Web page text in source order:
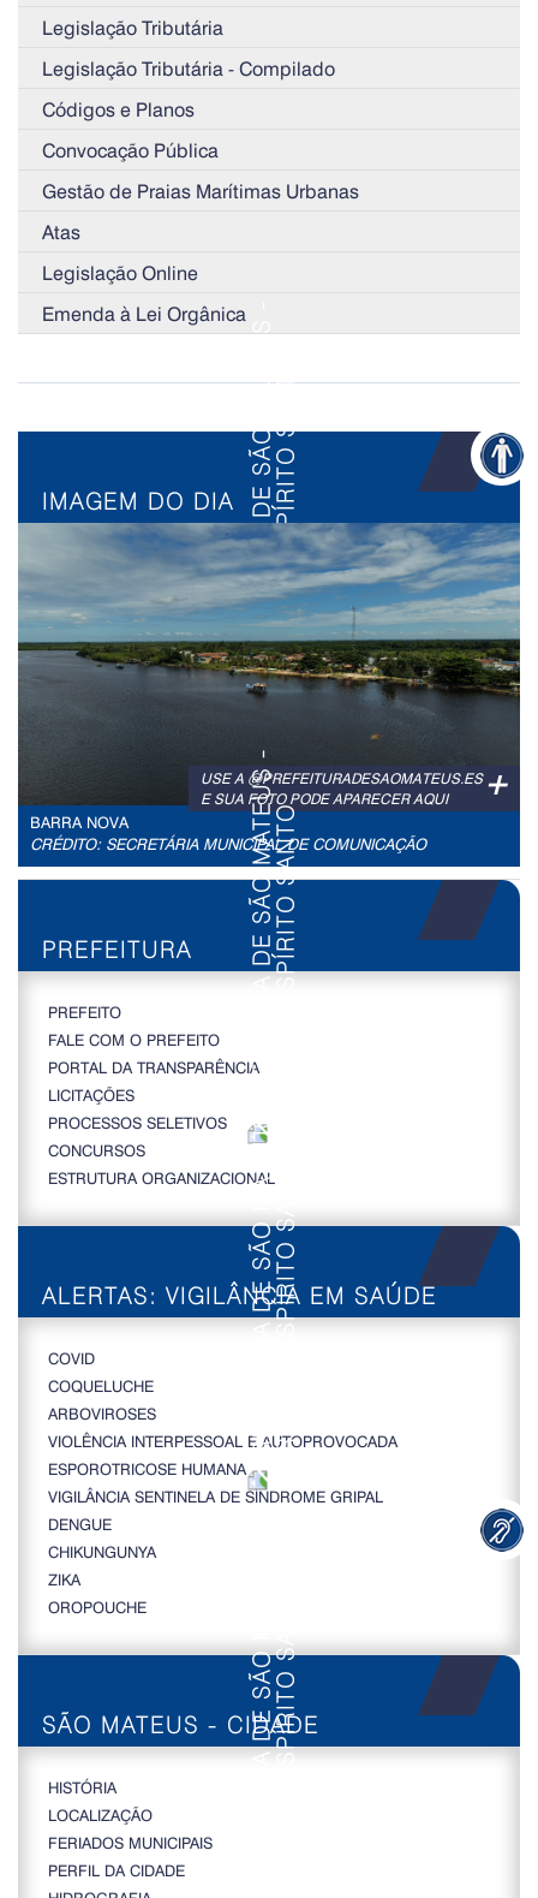
Legislação Tributária
Legislação Tributária - Compilado
Códigos e Planos
Convocação Pública
Gestão de Praias Marítimas Urbanas
Atas
Legislação Online
Emenda à Lei Orgânica
IMAGEM DO DIA
+
USE A @PREFEITURADESAOMATEUS.ES
E SUA FOTO PODE APARECER AQUI
BARRA NOVA
CRÉDITO: SECRETÁRIA MUNICIPAL DE COMUNICAÇÃO
PREFEITURA
PREFEITO
FALE COM O PREFEITO
PORTAL DA TRANSPARÊNCIA
LICITAÇÕES
PROCESSOS SELETIVOS
CONCURSOS
ESTRUTURA ORGANIZACIONAL
ALERTAS: VIGILÂNCIA EM SAÚDE
COVID
COQUELUCHE
ARBOVIROSES
VIOLÊNCIA INTERPESSOAL E AUTOPROVOCADA
ESPOROTRICOSE HUMANA
VIGILÂNCIA SENTINELA DE SÍNDROME GRIPAL
DENGUE
CHIKUNGUNYA
ZIKA
OROPOUCHE
SÃO MATEUS - CIDADE
HISTÓRIA
LOCALIZAÇÃO
FERIADOS MUNICIPAIS
PERFIL DA CIDADE